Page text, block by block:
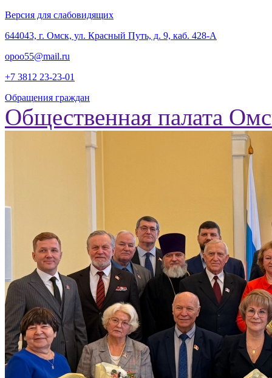
Версия для слабовидящих
‎644043, г. Омск, ул. Красный Путь, д. 9, каб. 428-А
opoo55@mail.ru
+7 3812 23-23-01
Обращения граждан
Общественная палата